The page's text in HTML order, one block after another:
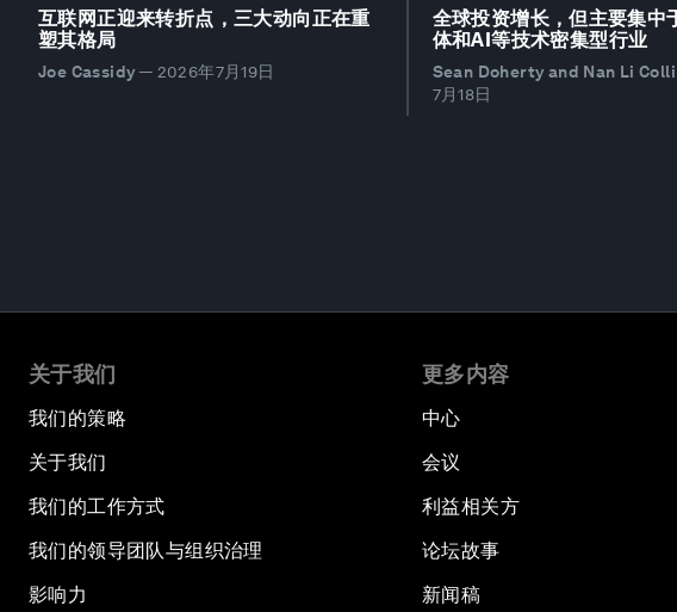
互联网正迎来转折点，三大动向正在重
塑其格局
Joe Cassidy— 2026年7月19日
全球投资增长，但主要集中
体和AI等技术密集型行业
Sean Doherty and Nan Li
7月18日
关于我们
我们的策略
关于我们
我们的工作方式
我们的领导团队与组织治理
影响力
更多内容
中心
会议
利益相关方
论坛故事
新闻稿